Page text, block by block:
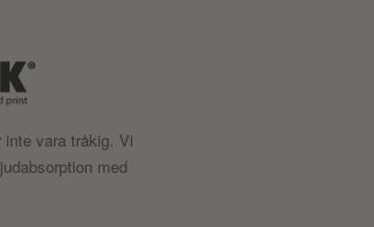
inte vara tråkig. Vi
med